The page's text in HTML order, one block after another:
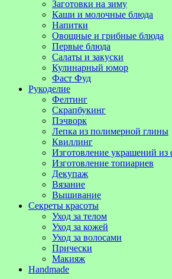
Заготовки на зиму
Каши и молочные блюда
Напитки
Овощные и грибные блюда
Первые блюда
Салаты и закуски
Кулинарный юмор
Фаст Фуд
Рукоделие
Фелтинг
Скрапбукинг
Пэчворк
Лепка из полимерной глины
Квиллинг
Изготовление украшений из
Изготовление топиариев
Декупаж
Вязание
Вышивание
Секреты красоты
Уход за телом
Уход за кожей
Уход за волосами
Прически
Макияж
Handmade